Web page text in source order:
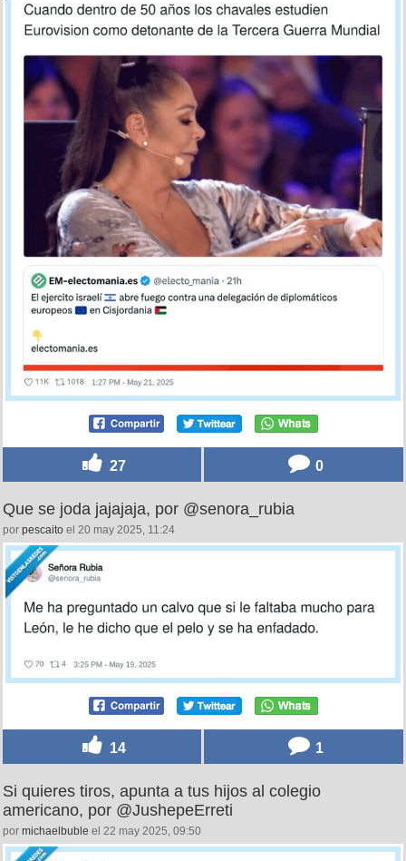
27 0
Que se joda jajajaja, por @senora_rubia
por pescaito el 20 may 2025, 11:24
14 1
Si quieres tiros, apunta a tus hijos al colegio
americano, por @JushepeErreti
por michaelbuble el 22 may 2025, 09:50